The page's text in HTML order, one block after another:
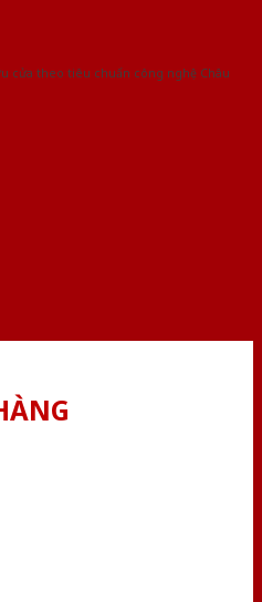
cửa theo tiêu chuẩn công nghệ Châu